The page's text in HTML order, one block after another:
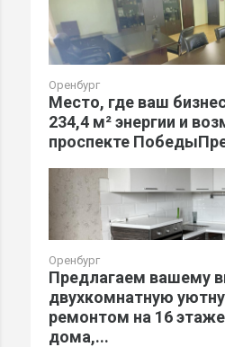
Оренбург
Место, где ваш
234,4 м² энергии и
проспекте
Оренбург
Предлагаем вашему
двухкомнатную
ремонтом на 16
дома,...